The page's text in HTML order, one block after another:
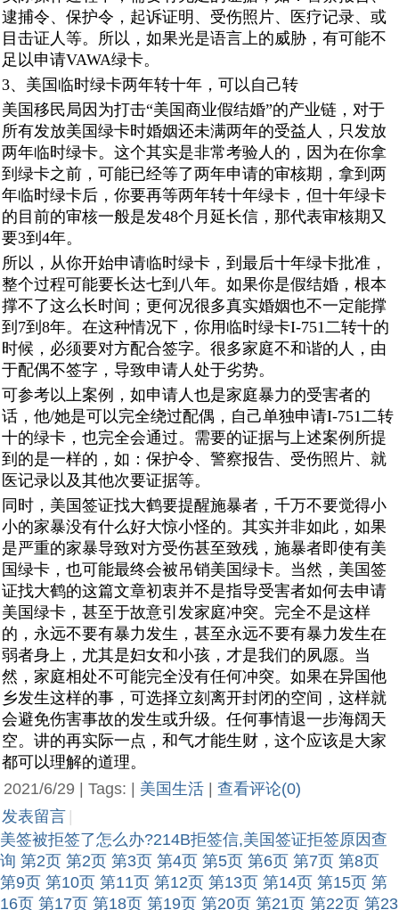
逮捕令、保护令，起诉证明、受伤照片、医疗记录、或
目击证人等。所以，如果光是语言上的威胁，有可能不
足以申请VAWA绿卡。
3、美国临时绿卡两年转十年，可以自己转
美国移民局因为打击“美国商业假结婚”的产业链，对于
所有发放美国绿卡时婚姻还未满两年的受益人，只发放
两年临时绿卡。这个其实是非常考验人的，因为在你拿
到绿卡之前，可能已经等了两年申请的审核期，拿到两
年临时绿卡后，你要再等两年转十年绿卡，但十年绿卡
的目前的审核一般是发48个月延长信，那代表审核期又
要3到4年。
所以，从你开始申请临时绿卡，到最后十年绿卡批准，
整个过程可能要长达七到八年。如果你是假结婚，根本
撑不了这么长时间；更何况很多真实婚姻也不一定能撑
到7到8年。在这种情况下，你用临时绿卡I-751二转十的
时候，必须要对方配合签字。很多家庭不和谐的人，由
于配偶不签字，导致申请人处于劣势。
可参考以上案例，如申请人也是家庭暴力的受害者的
话，他/她是可以完全绕过配偶，自己单独申请I-751二转
十的绿卡，也完全会通过。需要的证据与上述案例所提
到的是一样的，如：保护令、警察报告、受伤照片、就
医记录以及其他次要证据等。
同时，美国签证找大鹤要提醒施暴者，千万不要觉得小
小的家暴没有什么好大惊小怪的。其实并非如此，如果
是严重的家暴导致对方受伤甚至致残，施暴者即使有美
国绿卡，也可能最终会被吊销美国绿卡。当然，美国签
证找大鹤的这篇文章初衷并不是指导受害者如何去申请
美国绿卡，甚至于故意引发家庭冲突。完全不是这样
的，永远不要有暴力发生，甚至永远不要有暴力发生在
弱者身上，尤其是妇女和小孩，才是我们的夙愿。当
然，家庭相处不可能完全没有任何冲突。如果在异国他
乡发生这样的事，可选择立刻离开封闭的空间，这样就
会避免伤害事故的发生或升级。任何事情退一步海阔天
空。讲的再实际一点，和气才能生财，这个应该是大家
都可以理解的道理。
2021/6/29 | Tags: | 美国生活
查看评论(0)
发表留言
美签被拒签了怎么办?214B拒签信,美国签证拒签原因查
询 第2页 第2页 第3页 第4页 第5页 第6页 第7页 第8页
第9页 第10页 第11页 第12页 第13页 第14页 第15页 第
16页 第17页 第18页 第19页 第20页 第21页 第22页 第23